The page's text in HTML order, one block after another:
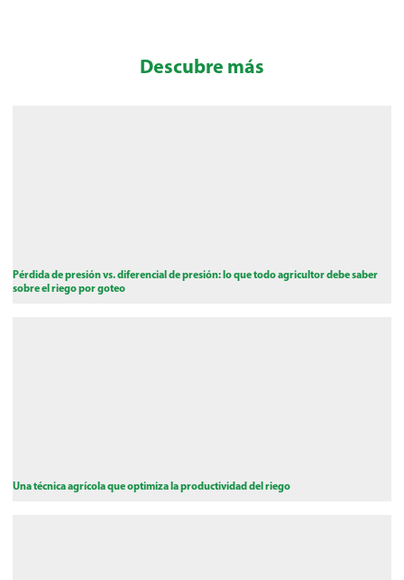
Descubre más
Pérdida de presión vs. diferencial de presión: lo que todo agricultor debe saber
sobre el riego por goteo
Una técnica agrícola que optimiza la productividad del riego